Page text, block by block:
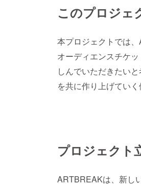
このプロジェ
本プロジェクトでは
オーディエンスチケ
しんでいただきたい
を共に作り上げていく
プロジェクト
ARTBREAKは、新し